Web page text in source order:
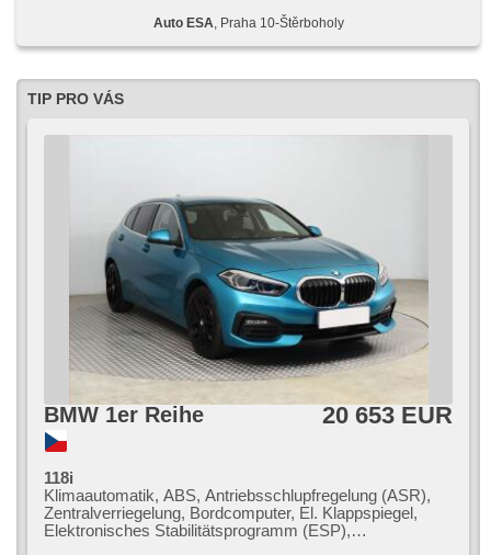
Auto ESA , Praha 10-Štěrboholy
TIP PRO VÁS
BMW 1er Reihe 20 653 EUR
118i
Klimaautomatik, ABS, Antriebsschlupfregelung (ASR),
Zentralverriegelung, Bordcomputer, El. Klappspiegel,
Elektronisches Stabilitätsprogramm (ESP),